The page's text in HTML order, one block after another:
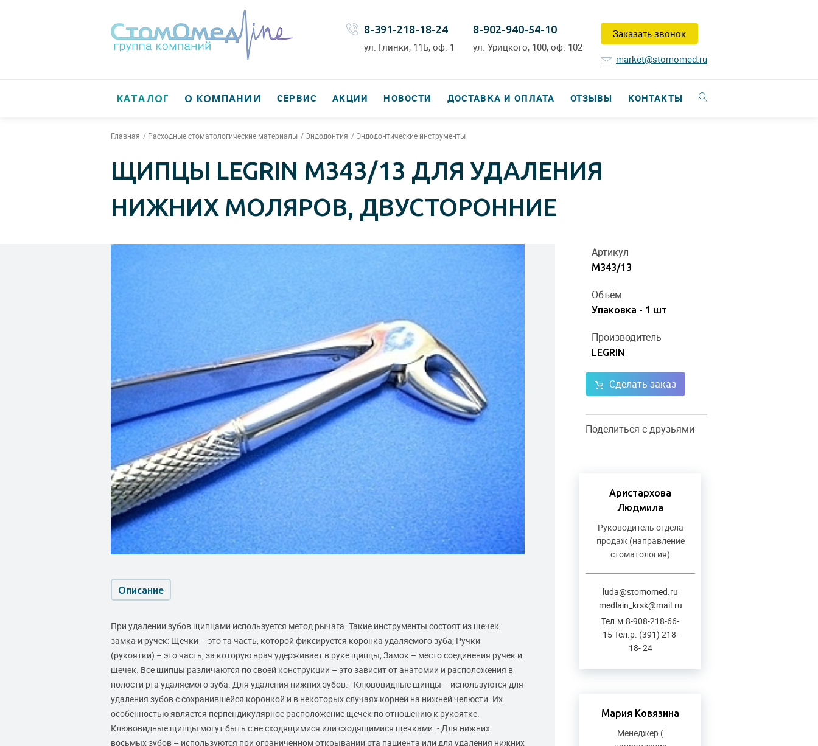
Заказать звонок
market@stomomed.ru
8-902-940-54-10
ул. Урицкого, 100, оф. 102
8-391-218-18-24
ул. Глинки, 11Б, оф. 1
КАТАЛОГ О КОМПАНИИ СЕРВИС АКЦИИ НОВОСТИ ДОСТАВКА И ОПЛАТА ОТЗЫВЫ КОНТАКТЫ
Главная Расходные стоматологические материалы Эндодонтия Эндодонтические инструменты
ЩИПЦЫ LEGRIN М343/13 ДЛЯ УДАЛЕНИЯ
НИЖНИХ МОЛЯРОВ, ДВУСТОРОННИЕ
Артикул
М343/13
Объём
Упаковка - 1 шт
Производитель
LEGRIN
Сделать заказ
Поделиться с друзьями
Аристархова
Людмила
Руководитель отдела
продаж (направление
стоматология)
luda@stomomed.ru
medlain_krsk@mail.ru
Тел.м.8-908-218-66-
15 Тел.р. (391) 218-
18- 24
Мария Ковязина
Менеджер (
Описание
При удалении зубов щипцами используется метод рычага. Такие инструменты состоят из щечек,
замка и ручек: Щечки – это та часть, которой фиксируется коронка удаляемого зуба; Ручки
(рукоятки) – это часть, за которую врач удерживает в руке щипцы; Замок – место соединения ручек и
щечек. Все щипцы различаются по своей конструкции – это зависит от анатомии и расположения в
полости рта удаляемого зуба. Для удаления нижних зубов: - Клювовидные щипцы – используются для
удаления зубов с сохранившейся коронкой и в некоторых случаях корней на нижней челюсти. Их
особенностью является перпендикулярное расположение щечек по отношению к рукоятке.
Клювовидные щипцы могут быть с не сходящимися или сходящимися щечками. - Для нижних
восьмых зубов – используются при ограниченном открывании рта пациента или для удаления нижних